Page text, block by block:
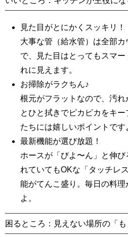
見た目がとにかくスッキリ！
大事な管（給水管）は全部
で、見た目はとってもスマ
れに見えます。
お掃除がラクちん♪
根元がフラットなので、汚
とひと拭きでピカピカをキ
たちには嬉しいポイントです
最新機能が選び放題！
ホースが「びよ〜ん」と伸
れていてもOKな「タッチレ
能がてんこ盛り。毎日の料
よ。
困るところ ： 見えない場所の「